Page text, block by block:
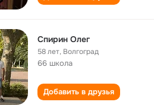
Спирин Олег
58 лет, Волгоград
66 школа
Добавить в друзья